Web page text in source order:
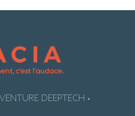
DEEPTECH •